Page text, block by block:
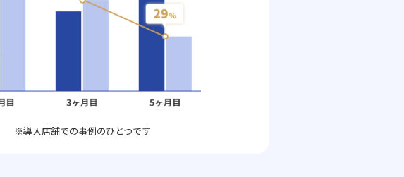
※導入店舗での事例のひとつです